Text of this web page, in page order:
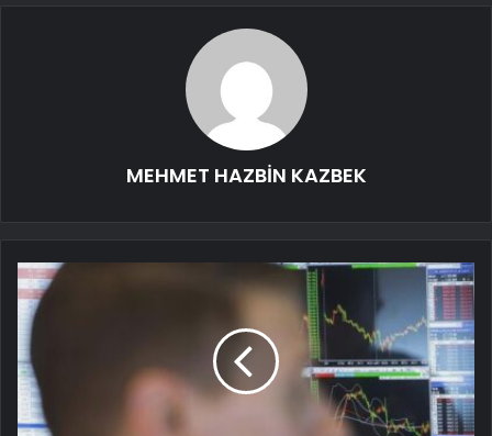
MEHMET HAZBİN KAZBEK